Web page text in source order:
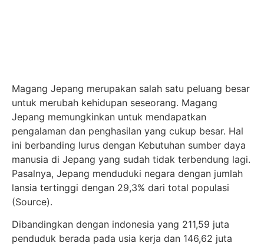
Magang Jepang merupakan salah satu peluang besar
untuk merubah kehidupan seseorang. Magang
Jepang memungkinkan untuk mendapatkan
pengalaman dan penghasilan yang cukup besar. Hal
ini berbanding lurus dengan Kebutuhan sumber daya
manusia di Jepang yang sudah tidak terbendung lagi.
Pasalnya, Jepang menduduki negara dengan jumlah
lansia tertinggi dengan 29,3% dari total populasi
(Source).
Dibandingkan dengan indonesia yang 211,59 juta
penduduk berada pada usia kerja dan 146,62 juta